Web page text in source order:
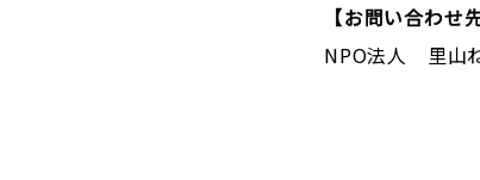
【お問い合わせ先
NPO法人 里山